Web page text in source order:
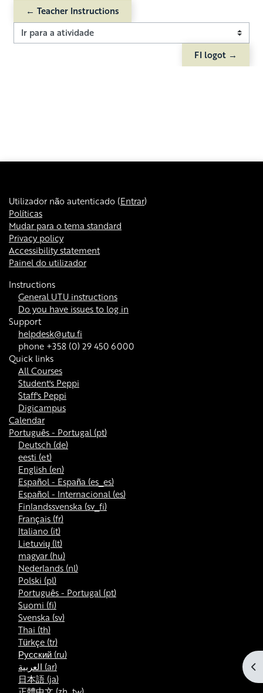
← Teacher Instructions
Ir para a atividade
FI logot →
Utilizador não autenticado (Entrar)
Políticas
Mudar para o tema standard
Privacy policy
Accessibility statement
Painel do utilizador
Instructions
General UTU instructions
Do you have issues to log in
Support
helpdesk@utu.fi
phone +358 (0) 29 450 6000
Quick links
All Courses
Student's Peppi
Staff's Peppi
Digicampus
Calendar
Português - Portugal ‎(pt)‎
Deutsch ‎(de)‎
eesti ‎(et)‎
English ‎(en)‎
Español - España ‎(es_es)‎
Español - Internacional ‎(es)‎
Finlandssvenska ‎(sv_fi)‎
Français ‎(fr)‎
Italiano ‎(it)‎
Lietuvių ‎(lt)‎
magyar ‎(hu)‎
Nederlands ‎(nl)‎
Polski ‎(pl)‎
Português - Portugal ‎(pt)‎
Suomi ‎(fi)‎
Svenska ‎(sv)‎
Thai ‎(th)‎
Türkçe ‎(tr)‎
Русский ‎(ru)‎
العربية ‎(ar)‎
日本語 ‎(ja)‎